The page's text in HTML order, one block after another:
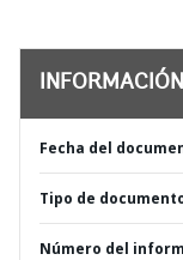
INFORMACIÓN
Fecha del
Tipo de
Número del